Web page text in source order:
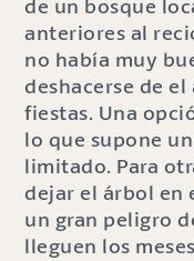
de un bosque
anteriores al
no había muy
deshacerse de
fiestas. Una
lo que supone
limitado. Para
dejar el árbol en
un gran peligro
lleguen los